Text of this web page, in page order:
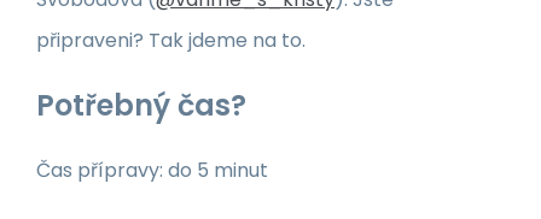
připraveni? Tak jdeme na to.
Potřebný čas?
Čas přípravy: do 5 minut